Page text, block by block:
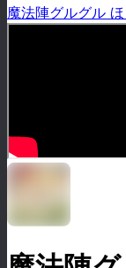
魔法陣グルグル